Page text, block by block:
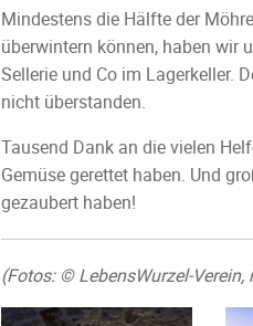
Mindestens die Hälfte der
überwintern können, haben wir
Sellerie und Co im Lagerkeller.
nicht überstanden.
Tausend Dank an die vielen
Gemüse gerettet haben. Und
gezaubert haben!
(Fotos: © LebensWurzel-